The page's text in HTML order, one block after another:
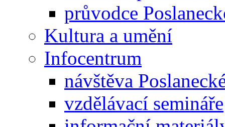
průvodce
Kultura a umění
Infocentrum
návštěva
vzdělávací semináře